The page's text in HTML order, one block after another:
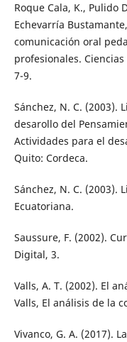
Roque Cala, K., Pulido
Echevarría
comunicación oral
profesionales.
7-9.
Sánchez, N. C. (2003).
desarollo del
Actividades para el
Quito: Cordeca.
Sánchez, N. C. (2003).
Ecuatoriana.
Saussure, F. (2002).
Digital, 3.
Valls, A. T. (2002). El
Valls, El análisis de la
Vivanco, G. A. (2017).